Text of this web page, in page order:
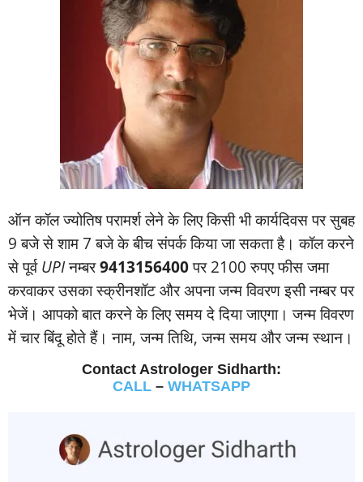
ऑन कॉल ज्‍योतिष परामर्श लेने के लिए किसी भी कार्यदिवस पर सुबह
9 बजे से शाम 7 बजे के बीच संपर्क किया जा सकता है। कॉल करने
से पूर्वUPIनम्‍बर9413156400पर 2100 रुपए फीस जमा
करवाकर उसका स्‍क्रीनशॉट और अपना जन्‍म विवरण इसी नम्‍बर पर
भेजें। आपको बात करने के लिए समय दे दिया जाएगा। जन्‍म विवरण
में चार बिंदू होते हैं। नाम, जन्‍म तिथि, जन्‍म समय और जन्‍म स्‍थान।
Contact Astrologer Sidharth:
CALL – WHATSAPP